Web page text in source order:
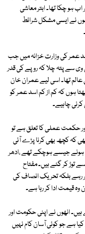
ہو چکا تھا۔ ابتر معاشی
نے ایسی مشکل شرائط
عمر کی وزارت خزانہ میں جب
وی سے پتہ چلا کہ روپے کی قدر
تھا۔ اسی لیے عمران خان
ہوں کہ کم از کم اسد عمر کو
چاہیے۔
حکمت عملی کا تعلق ہے تو
کہ کچھ بھی کرنا پڑے آئی
ہونے جیسے ہوچکے تھے ،ادھر
توڑ کر گئے ہیں۔ مفتاح
رہے بلکہ تحریک انصاف کی
وہ قیمت ادا کر رہا ہے۔
انھوں نے اپنی حکومت اور
ہے جو کوئی آسان کام نہیں